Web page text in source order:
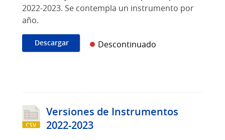
2022-2023. Se contempla un instrumento por
año.
Descargar Descontinuado
Versiones de Instrumentos
2022-2023